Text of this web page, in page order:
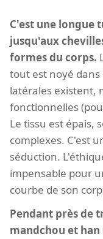
C'est une longue
jusqu'aux
formes du corps.
tout est noyé
latérales existent,
fonctionnelles
Le tissu est épais,
complexes. C'est
séduction.
impensable pour
courbe de son
Pendant près de
mandchou et